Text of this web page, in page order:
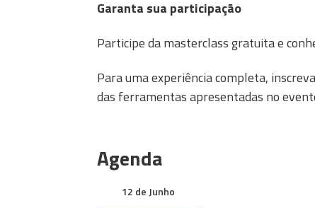
Garanta sua participação
Participe da masterclass gratuita e
Para uma experiência completa,
das ferramentas apresentadas no
Agenda
12 de Junho